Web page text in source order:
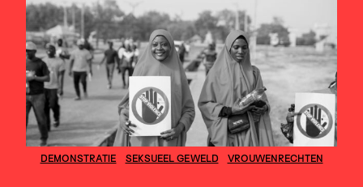
DEMONSTRATIE SEKSUEEL GEWELD VROUWENRECHTEN